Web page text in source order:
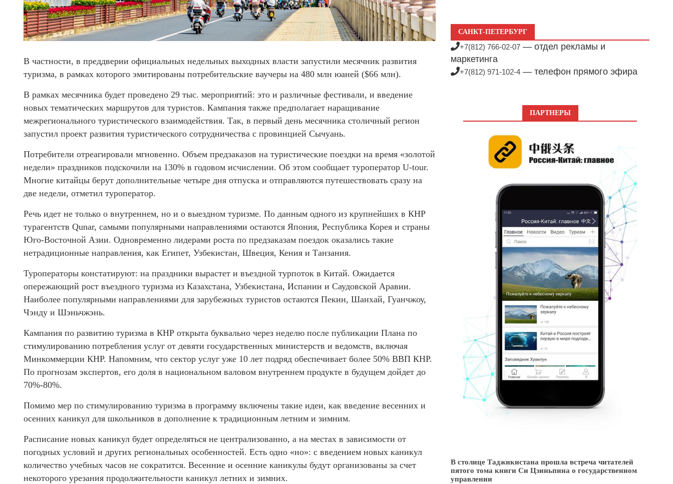
В частности, в преддверии официальных недельных выходных власти запустили месячник развития
туризма, в рамках которого эмитированы потребительские ваучеры на 480 млн юаней ($66 млн).
В рамках месячника будет проведено 29 тыс. мероприятий: это и различные фестивали, и введение
новых тематических маршрутов для туристов. Кампания также предполагает наращивание
межрегионального туристического взаимодействия. Так, в первый день месячника столичный регион
запустил проект развития туристического сотрудничества с провинцией Сычуань.
Потребители отреагировали мгновенно. Объем предзаказов на туристические поездки на время «золотой
недели» праздников подскочили на 130% в годовом исчислении. Об этом сообщает туроператор U-tour.
Многие китайцы берут дополнительные четыре дня отпуска и отправляются путешествовать сразу на
две недели, отметил туроператор.
Речь идет не только о внутреннем, но и о выездном туризме. По данным одного из крупнейших в КНР
турагентств Qunar, самыми популярными направлениями остаются Япония, Республика Корея и страны
Юго-Восточной Азии. Одновременно лидерами роста по предзаказам поездок оказались такие
нетрадиционные направления, как Египет, Узбекистан, Швеция, Кения и Танзания.
Туроператоры констатируют: на праздники вырастет и въездной турпоток в Китай. Ожидается
опережающий рост въездного туризма из Казахстана, Узбекистана, Испании и Саудовской Аравии.
Наиболее популярными направлениями для зарубежных туристов остаются Пекин, Шанхай, Гуанчжоу,
Чэнду и Шэньчжэнь.
Кампания по развитию туризма в КНР открыта буквально через неделю после публикации Плана по
стимулированию потребления услуг от девяти государственных министерств и ведомств, включая
Минкоммерции КНР. Напомним, что сектор услуг уже 10 лет подряд обеспечивает более 50% ВВП КНР.
По прогнозам экспертов, его доля в национальном валовом внутреннем продукте в будущем дойдет до
70%-80%.
Помимо мер по стимулированию туризма в программу включены такие идеи, как введение весенних и
осенних каникул для школьников в дополнение к традиционным летним и зимним.
Расписание новых каникул будет определяться не централизованно, а на местах в зависимости от
погодных условий и других региональных особенностей. Есть одно «но»: с введением новых каникул
количество учебных часов не сократится. Весенние и осенние каникулы будут организованы за счет
некоторого урезания продолжительности каникул летних и зимних.
САНКТ-ПЕТЕРБУРГ
+7(812) 766-02-07 — отдел рекламы и
маркетинга
+7(812) 971-102-4 — телефон прямого эфира
ПАРТНЕРЫ
В столице Таджикистана прошла встреча читателей
пятого тома книги Си Цзиньпина о государственном
управлении